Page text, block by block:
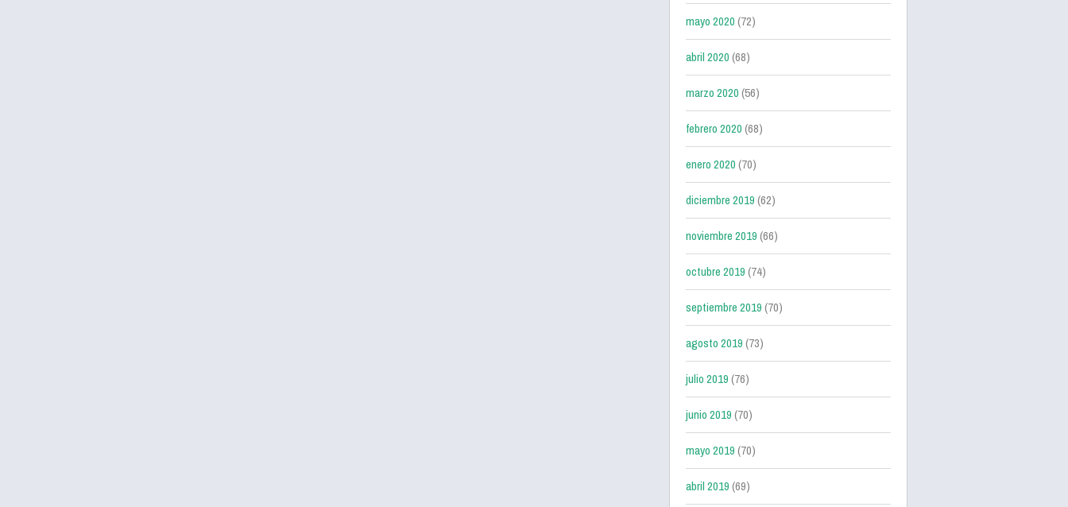
mayo 2020(72)
abril 2020(68)
marzo 2020(56)
febrero 2020(68)
enero 2020(70)
diciembre 2019(62)
noviembre 2019(66)
octubre 2019(74)
septiembre 2019(70)
agosto 2019(73)
julio 2019(76)
junio 2019(70)
mayo 2019(70)
abril 2019(69)